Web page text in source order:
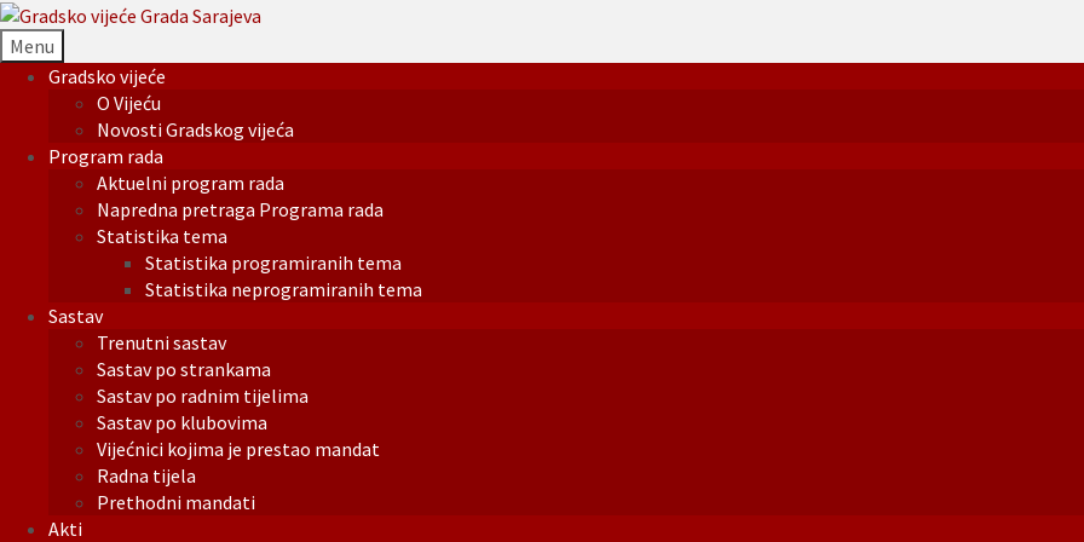
Menu
Gradsko vijeće
O Vijeću
Novosti Gradskog vijeća
Program rada
Aktuelni program rada
Napredna pretraga Programa rada
Statistika tema
Statistika programiranih tema
Statistika neprogramiranih tema
Sastav
Trenutni sastav
Sastav po strankama
Sastav po radnim tijelima
Sastav po klubovima
Vijećnici kojima je prestao mandat
Radna tijela
Prethodni mandati
Akti